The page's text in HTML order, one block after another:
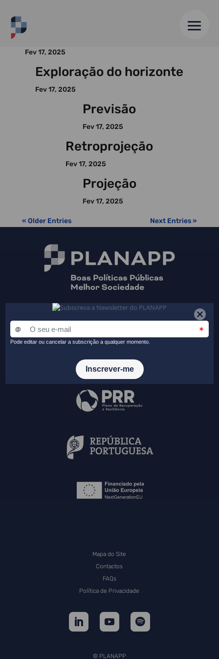
Análise de impacto cruzado
Fev 17, 2025
Exploração do horizonte
Fev 17, 2025
Previsão
Fev 17, 2025
Retroprojeção
Fev 17, 2025
Projeção
Fev 17, 2025
« Older Entries Next Entries »
Receba a nossa newsletter
Fique a par das principais novidades do PLANAPP
Aceder ao formulário
Mapa do Site
Contactos
FAQs
Política de Privacidade
© PLANAPP